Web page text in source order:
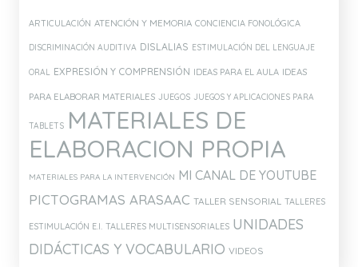
ARTICULACIÓN ATENCIÓN Y MEMORIA CONCIENCIA FONOLÓGICA
DISCRIMINACIÓN AUDITIVA DISLALIAS ESTIMULACIÓN DEL LENGUAJE
ORAL EXPRESIÓN Y COMPRENSIÓN IDEAS PARA EL AULA IDEAS
PARA ELABORAR MATERIALES JUEGOS JUEGOS Y APLICACIONES PARA
TABLETS MATERIALES DE
ELABORACION PROPIA
MATERIALES PARA LA INTERVENCIÓN MI CANAL DE YOUTUBE
PICTOGRAMAS ARASAAC TALLER SENSORIAL TALLERES
ESTIMULACIÓN E.I. TALLERES MULTISENSORIALES UNIDADES
DIDÁCTICAS Y VOCABULARIO VIDEOS